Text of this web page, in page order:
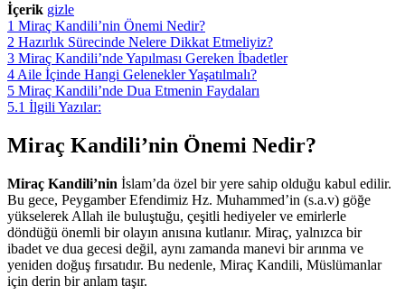
İçerik gizle
1 Miraç Kandili’nin Önemi Nedir?
2 Hazırlık Sürecinde Nelere Dikkat Etmeliyiz?
3 Miraç Kandili’nde Yapılması Gereken İbadetler
4 Aile İçinde Hangi Gelenekler Yaşatılmalı?
5 Miraç Kandili’nde Dua Etmenin Faydaları
5.1 İlgili Yazılar:
Miraç Kandili’nin Önemi Nedir?
Miraç Kandili’nin İslam’da özel bir yere sahip olduğu kabul edilir.
Bu gece, Peygamber Efendimiz Hz. Muhammed’in (s.a.v) göğe
yükselerek Allah ile buluştuğu, çeşitli hediyeler ve emirlerle
döndüğü önemli bir olayın anısına kutlanır. Miraç, yalnızca bir
ibadet ve dua gecesi değil, aynı zamanda manevi bir arınma ve
yeniden doğuş fırsatıdır. Bu nedenle, Miraç Kandili, Müslümanlar
için derin bir anlam taşır.